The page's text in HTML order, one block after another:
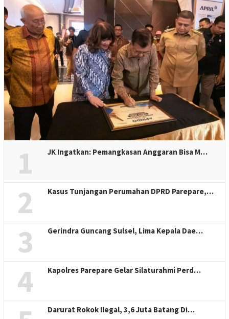
1 JK Ingatkan: Pemangkasan Anggaran Bisa M…
2 Kasus Tunjangan Perumahan DPRD Parepare,…
3 Gerindra Guncang Sulsel, Lima Kepala Dae…
4 Kapolres Parepare Gelar Silaturahmi Perd…
Darurat Rokok Ilegal, 3,6 Juta Batang Di…